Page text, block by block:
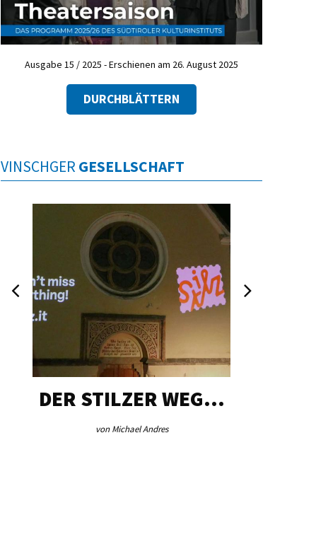
Ausgabe 15 / 2025 - Erschienen am 26. August 2025
DURCHBLÄTTERN
VINSCHGER GESELLSCHAFT
DER STILZER WEG…
von Michael Andres